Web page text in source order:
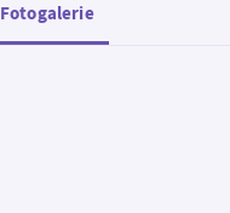
Fotogalerie